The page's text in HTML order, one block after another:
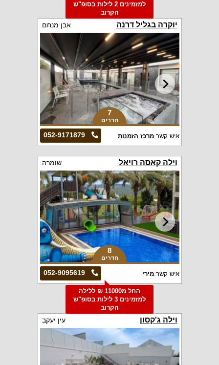
למזמינים 2 לילות בסופ"ש
הקרוב
יוקרה בגליל דרנה אבן מנחם
7
חדרים
052-9171879 איש קשר:מרכז הזמנות
וילה קאסה רויאל שומרה
8
חדרים
052-9095619 איש קשר:מירי
החל מ11000 ₪ ללילה
למזמינים 3 לילות בסופ"ש
הקרוב
וילה ג'קסון עין יעקב